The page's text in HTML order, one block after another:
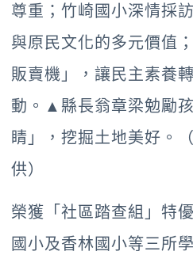
尊重；竹崎國小深情採
與原民文化的多元價值
販賣機」，讓民主素養
動。 ▲縣長翁章梁勉勵
睛」，挖掘土地美好。
供）
榮獲「社區踏查組」特
國小及香林國小等三所